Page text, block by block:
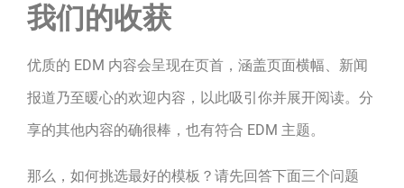
我们的收获
优质的 EDM 内容会呈现在页首，涵盖页面横幅、新闻
报道乃至暖心的欢迎内容，以此吸引你并展开阅读。分
享的其他内容的确很棒，也有符合 EDM 主题。
那么，如何挑选最好的模板？请先回答下面三个问题